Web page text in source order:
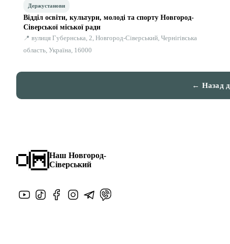
Держустанови
Відділ освіти, культури, молоді та спорту Новгород-
Сіверської міської ради
📍 вулиця Губернська, 2, Новгород-Сіверський, Чернігівська
область, Україна, 16000
← Назад
Наш Новгород-
Сіверський